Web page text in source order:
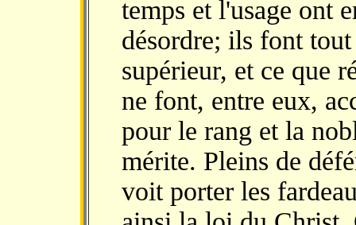
temps et l'usage ont
désordre; ils font
supérieur, et ce que
ne font, entre eux,
pour le rang et la
mérite. Pleins de
voit porter les